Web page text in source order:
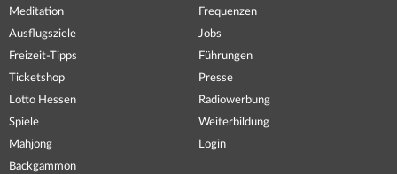
Meditation
Ausflugsziele
Freizeit-Tipps
Ticketshop
Lotto Hessen
Spiele
Mahjong
Backgammon
Frequenzen
Jobs
Führungen
Presse
Radiowerbung
Weiterbildung
Login